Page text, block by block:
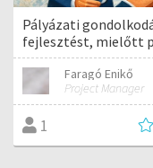
Pályázati
fejlesztést, mielőtt
Faragó Enikő
Project Manager
1